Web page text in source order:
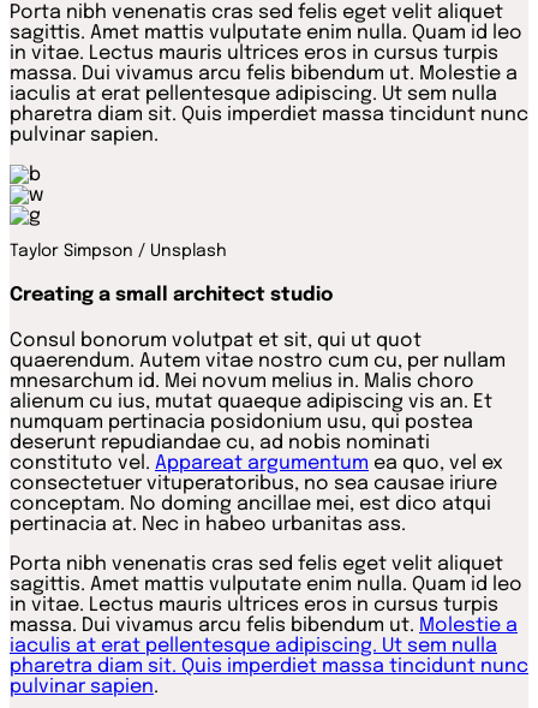
Porta nibh venenatis cras sed felis eget velit aliquet
sagittis. Amet mattis vulputate enim nulla. Quam id leo
in vitae. Lectus mauris ultrices eros in cursus turpis
massa. Dui vivamus arcu felis bibendum ut. Molestie a
iaculis at erat pellentesque adipiscing. Ut sem nulla
pharetra diam sit. Quis imperdiet massa tincidunt nunc
pulvinar sapien.
Taylor Simpson / Unsplash
Creating a small architect studio
Consul bonorum volutpat et sit, qui ut quot
quaerendum. Autem vitae nostro cum cu, per nullam
mnesarchum id. Mei novum melius in. Malis choro
alienum cu ius, mutat quaeque adipiscing vis an. Et
numquam pertinacia posidonium usu, qui postea
deserunt repudiandae cu, ad nobis nominati
constituto vel. Appareat argumentum ea quo, vel ex
consectetuer vituperatoribus, no sea causae iriure
conceptam. No doming ancillae mei, est dico atqui
pertinacia at. Nec in habeo urbanitas ass.
Porta nibh venenatis cras sed felis eget velit aliquet
sagittis. Amet mattis vulputate enim nulla. Quam id leo
in vitae. Lectus mauris ultrices eros in cursus turpis
massa. Dui vivamus arcu felis bibendum ut. Molestie a
iaculis at erat pellentesque adipiscing. Ut sem nulla
pharetra diam sit. Quis imperdiet massa tincidunt nunc
pulvinar sapien.